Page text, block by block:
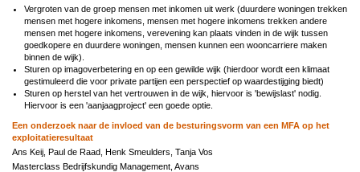
Vergroten van de groep mensen met inkomen uit werk (duurdere woningen trekken
mensen met hogere inkomens, mensen met hogere inkomens trekken andere
mensen met hogere inkomens, verevening kan plaats vinden in de wijk tussen
goedkopere en duurdere woningen, mensen kunnen een wooncarriere maken
binnen de wijk).
Sturen op imagoverbetering en op een gewilde wijk (hierdoor wordt een klimaat
gestimuleerd die voor private partijen een perspectief op waardestijging biedt)
Sturen op herstel van het vertrouwen in de wijk, hiervoor is 'bewijslast' nodig.
Hiervoor is een 'aanjaagproject' een goede optie.
Een onderzoek naar de invloed van de besturingsvorm van een MFA op het
exploitatieresultaat
Ans Keij, Paul de Raad, Henk Smeulders, Tanja Vos
Masterclass Bedrijfskundig Management, Avans